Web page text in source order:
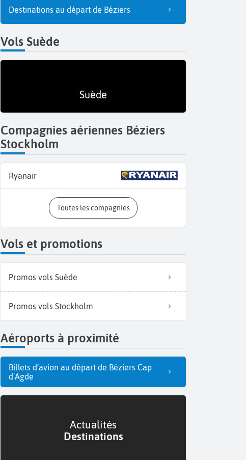
Destinations au départ de Béziers
Vols Suède
Suède
Compagnies aériennes Béziers
Stockholm
Ryanair
Toutes les compagnies
Vols et promotions
Promos vols Suède
Promos vols Stockholm
Aéroports à proximité
Billets d’avion au départ de Béziers Cap
d'Agde
Actualités
Destinations